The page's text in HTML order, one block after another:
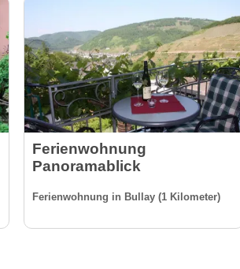
Ferienwohnung
Panoramablick
Ferienwohnung in Bullay (1 Kilometer)